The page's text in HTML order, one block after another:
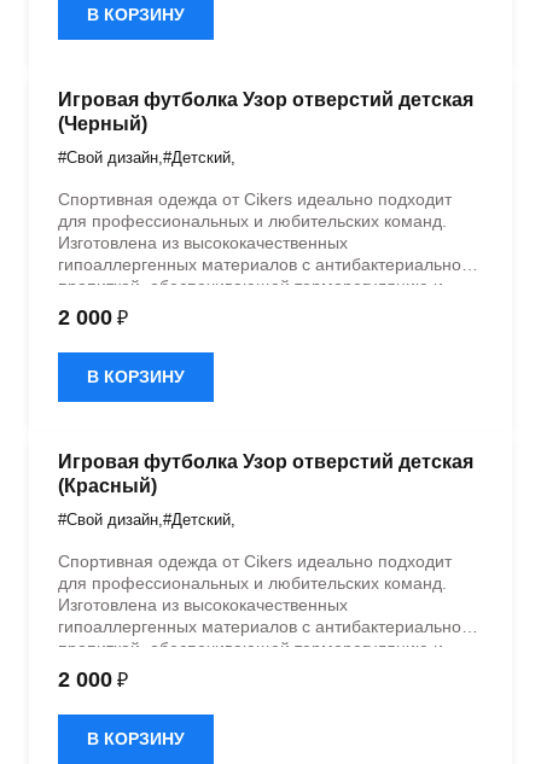
В КОРЗИНУ
Игровая футболка Узор отверстий детская
(Черный)
#Свой дизайн #Детский
Спортивная одежда от Cikers идеально подходит
для профессиональных и любительских команд.
Изготовлена из высококачественных
гипоаллергенных материалов с антибактериальной
пропиткой, обеспечивающей терморегуляцию и
быстрое влагоотведение. Одежда обладает
эластичностью в 5 направлениях и стильным
дизайном.
2 000 ₽
В КОРЗИНУ
Игровая футболка Узор отверстий детская
(Красный)
#Свой дизайн #Детский
Спортивная одежда от Cikers идеально подходит
для профессиональных и любительских команд.
Изготовлена из высококачественных
гипоаллергенных материалов с антибактериальной
пропиткой, обеспечивающей терморегуляцию и
быстрое влагоотведение. Одежда обладает
эластичностью в 5 направлениях и стильным
дизайном.
2 000 ₽
В КОРЗИНУ